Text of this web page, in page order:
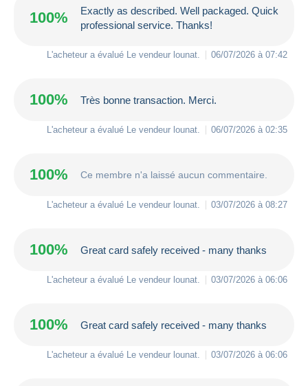
100%
Exactly as described. Well packaged. Quick
professional service. Thanks!
L'acheteur a évalué Le vendeur lounat. 06/07/2026 à 07:42
100% Très bonne transaction. Merci.
L'acheteur a évalué Le vendeur lounat. 06/07/2026 à 02:35
100% Ce membre n'a laissé aucun commentaire.
L'acheteur a évalué Le vendeur lounat. 03/07/2026 à 08:27
100% Great card safely received - many thanks
L'acheteur a évalué Le vendeur lounat. 03/07/2026 à 06:06
100% Great card safely received - many thanks
L'acheteur a évalué Le vendeur lounat. 03/07/2026 à 06:06